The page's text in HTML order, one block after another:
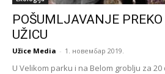
POŠUMLJAVANJE
UŽICU
Užice Media - 1. новембар 2019.
U Velikom parku i na Belom groblju za